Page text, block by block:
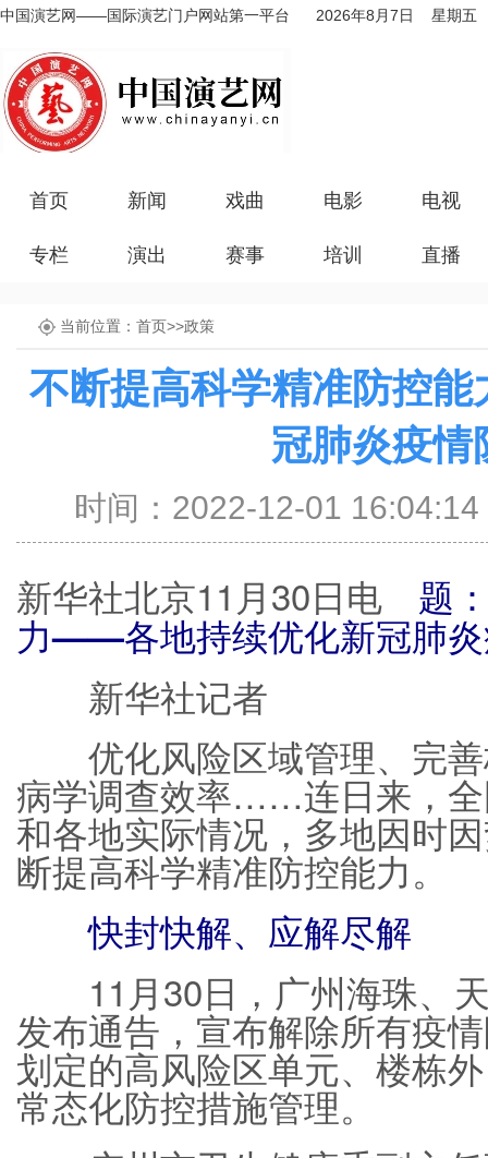
中国演艺网——国际演艺门户网站第一平台 2026年8月7日 星期五
首页 新闻 戏曲 电影 电视
专栏 演出 赛事 培训 直播
当前位置： 首页>>政策
不断提高科学精准防控
冠肺炎疫情
时间：2022-12-01
新华社北京11月30日电 题
力——各地持续优化新冠肺
新华社记者
优化风险区域管理、完善
病学调查效率……连日来，全
和各地实际情况，多地因时
断提高科学精准防控能力。
快封快解、应解尽解
11月30日，广州海珠、天
发布通告，宣布解除所有疫
划定的高风险区单元、楼栋
常态化防控措施管理。